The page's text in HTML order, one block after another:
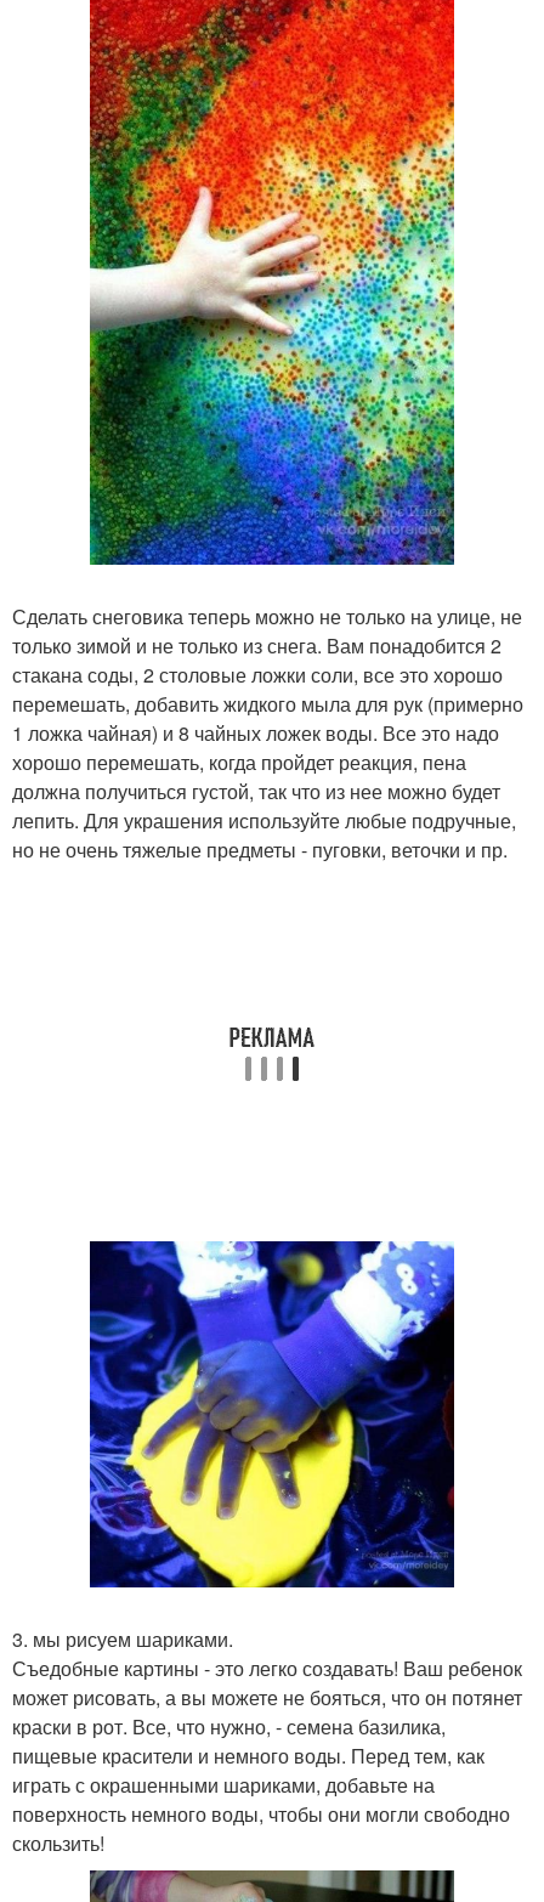
Сделать снеговика теперь можно не только на улице, не
только зимой и не только из снега. Вам понадобится 2
стакана соды, 2 столовые ложки соли, все это хорошо
перемешать, добавить жидкого мыла для рук (примерно
1 ложка чайная) и 8 чайных ложек воды. Все это надо
хорошо перемешать, когда пройдет реакция, пена
должна получиться густой, так что из нее можно будет
лепить. Для украшения используйте любые подручные,
но не очень тяжелые предметы - пуговки, веточки и пр.
3. мы рисуем шариками.
Съедобные картины - это легко создавать! Ваш ребенок
может рисовать, а вы можете не бояться, что он потянет
краски в рот. Все, что нужно, - семена базилика,
пищевые красители и немного воды. Перед тем, как
играть с окрашенными шариками, добавьте на
поверхность немного воды, чтобы они могли свободно
скользить!